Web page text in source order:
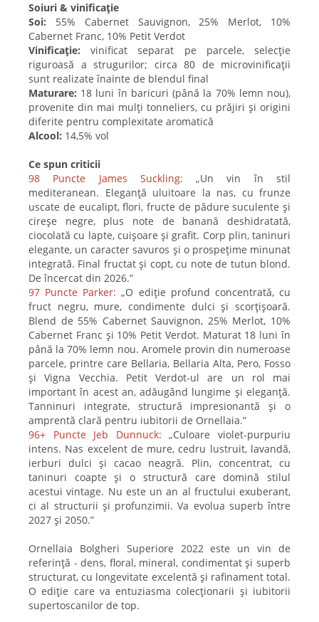
Soiuri & vinificație
Soi: 55% Cabernet Sauvignon, 25% Merlot, 10%
Cabernet Franc, 10% Petit Verdot
Vinificație: vinificat separat pe parcele, selecție
riguroasă a strugurilor; circa 80 de microvinificații
sunt realizate înainte de blendul final
Maturare: 18 luni în baricuri (până la 70% lemn nou),
provenite din mai mulți tonneliers, cu prăjiri și origini
diferite pentru complexitate aromatică
Alcool: 14,5% vol
Ce spun criticii
98 Puncte James Suckling: „Un vin în stil
mediteranean. Eleganță uluitoare la nas, cu frunze
uscate de eucalipt, flori, fructe de pădure suculente și
cireșe negre, plus note de banană deshidratată,
ciocolată cu lapte, cuișoare și grafit. Corp plin, taninuri
elegante, un caracter savuros și o prospețime minunat
integrată. Final fructat și copt, cu note de tutun blond.
De încercat din 2026.”
97 Puncte Parker: „O ediție profund concentrată, cu
fruct negru, mure, condimente dulci și scorțișoară.
Blend de 55% Cabernet Sauvignon, 25% Merlot, 10%
Cabernet Franc și 10% Petit Verdot. Maturat 18 luni în
până la 70% lemn nou. Aromele provin din numeroase
parcele, printre care Bellaria, Bellaria Alta, Pero, Fosso
și Vigna Vecchia. Petit Verdot-ul are un rol mai
important în acest an, adăugând lungime și eleganță.
Tanninuri integrate, structură impresionantă și o
amprentă clară pentru iubitorii de Ornellaia.”
96+ Puncte Jeb Dunnuck: „Culoare violet-purpuriu
intens. Nas excelent de mure, cedru lustruit, lavandă,
ierburi dulci și cacao neagră. Plin, concentrat, cu
taninuri coapte și o structură care domină stilul
acestui vintage. Nu este un an al fructului exuberant,
ci al structurii și profunzimii. Va evolua superb între
2027 și 2050.”
Ornellaia Bolgheri Superiore 2022 este un vin de
referință - dens, floral, mineral, condimentat și superb
structurat, cu longevitate excelentă și rafinament total.
O ediție care va entuziasma colecționarii și iubitorii
supertoscanilor de top.